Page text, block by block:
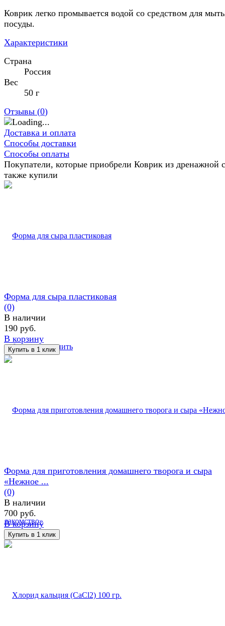
Коврик легко промывается водой со средством для
посуды.
Характеристики
Страна
Россия
Вес
50 г
Отзывы (0)
Доставка и оплата
Способы доставки
Способы оплаты
Покупатели, которые приобрели Коврик из дренажной
также купили
избранное сравнить
Форма для сыра пластиковая
(0)
В наличии
190 руб.
В корзину
Форма для приготовления домашнего творога и сыра
«Нежное ...
(0)
В наличии
700 руб.
В корзину